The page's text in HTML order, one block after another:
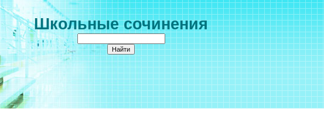
Школьные сочинения